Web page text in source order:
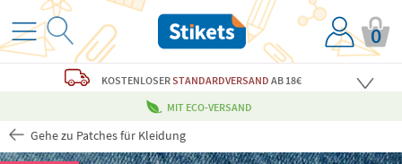
0
KOSTENLOSERSTANDARDVERSAND AB 18€
MIT ECO-VERSAND
Gehe zu Patches für Kleidung